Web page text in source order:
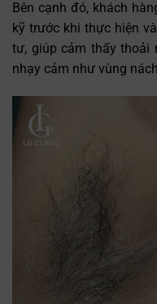
Bên cạnh đó, khách
kỹ trước khi thực hiện
tư, giúp cảm thấy thoải
nhạy cảm như vùng